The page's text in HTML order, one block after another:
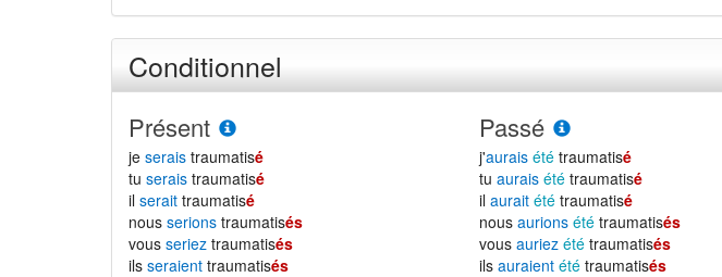
Conditionnel
Présent
je serais traumatisé
tu serais traumatisé
il serait traumatisé
nous serions traumatisés
vous seriez traumatisés
ils seraient traumatisés
Passé
j'aurais été traumatisé
tuaurais été traumatisé
ilaurait été traumatisé
nousaurions été traumatisés
vousauriez été traumatisés
ilsauraient été traumatisés